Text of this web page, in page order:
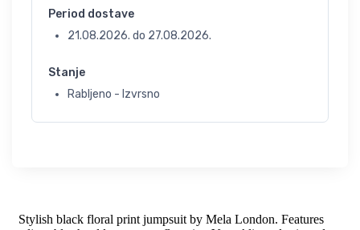
Period dostave
21.08.2026. do 27.08.2026.
Stanje
Rabljeno - Izvrsno